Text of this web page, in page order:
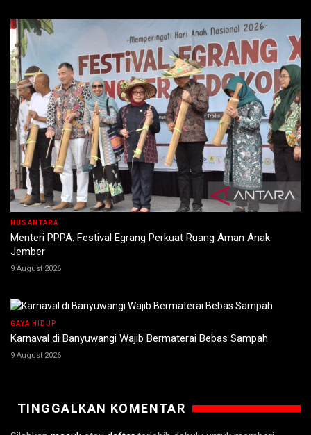
NUSANTARA
Menteri PPPA: Festival Egrang Perkuat Ruang Aman Anak
Jember
9 August 2026
GAYA HIDUP
Karnaval di Banyuwangi Wajib Bermaterai Bebas Sampah
9 August 2026
TINGGALKAN KOMENTAR